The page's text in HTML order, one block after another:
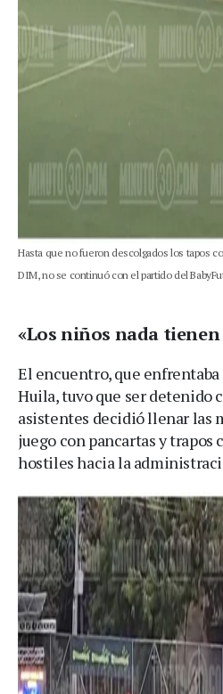
Hasta que no fueron descolgados los tapos
DIM, no se continuó con el partido del
«Los niños nada tienen
El encuentro, que
Huila, tuvo que ser detenido
asistentes decidió llenar las
juego con pancartas y trapos
hostiles hacia la